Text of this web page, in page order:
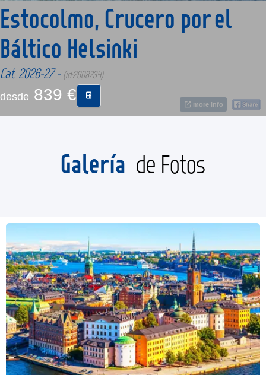
COMPRAR
CONTACTO
more info
Estocolmo, Crucero por el
Báltico Helsinki
Cat. 2026-27 - (id:2608734)
desde 839 €
Galería de Fotos